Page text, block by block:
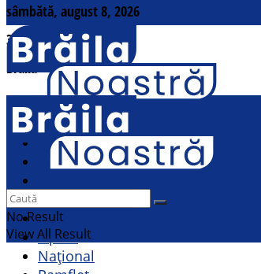
sâmbătă, august 8, 2026
31°c
Brăila
Contact
Actualitate
Politic
Cultural
Opinii
Național
No Result
View All Result